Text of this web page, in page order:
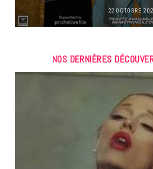
22 OCTOBRE
NOS DERNIÈRES